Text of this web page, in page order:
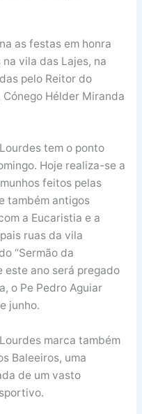
as festas em honra
vila das Lajes, na
pelo Reitor do
Hélder Miranda
tem o ponto
Hoje realiza-se a
feitos pelas
também antigos
a Eucaristia e a
ruas da vila
“Sermão da
este ano será pregado
o Pe Pedro Aguiar
junho.
marca também
Baleeiros, uma
de um vasto